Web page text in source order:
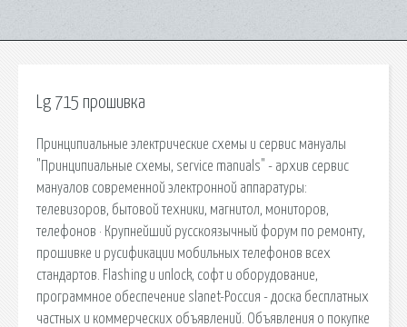
Lg 715 прошивка
Принципиальные электрические схемы и сервис мануалы
"Принципиальные схемы, service manuals" - архив сервис
мануалов современной электронной аппаратуры:
телевизоров, бытовой техники, магнитол, мониторов,
телефонов · Крупнейший русскоязычный форум по ремонту,
прошивке и русификации мобильных телефонов всех
стандартов. Flashing и unlock, софт и оборудование,
программное обеспечение slanet-Россия - доска бесплатных
частных и коммерческих объявлений. Объявления о покупке